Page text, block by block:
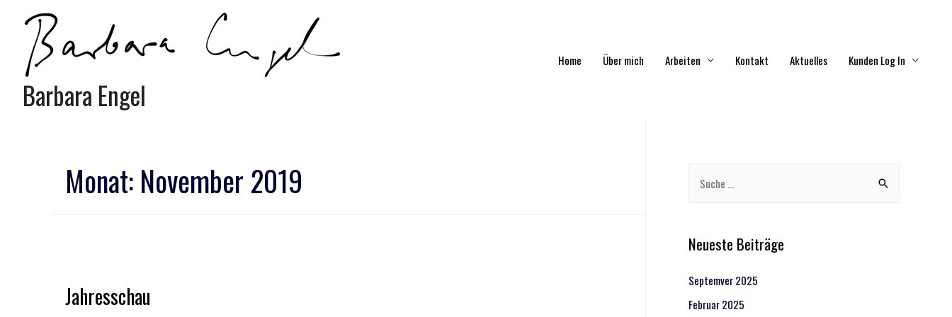
Barbara Engel
Home Über mich Arbeiten Kontakt Aktuelles Kunden Log In
Monat: November 2019
Jahresschau
Neueste Beiträge
Septemver 2025
Februar 2025